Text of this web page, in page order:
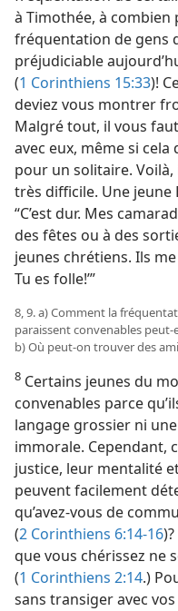
à Timothée, à
fréquentation de gens
préjudiciable
(1 Corinthiens 15:33)!
deviez vous montrer
Malgré tout, il vous
avec eux, même si
pour un solitaire.
très difficile. Une jeune
“C’est dur. Mes
des fêtes ou à des
jeunes chrétiens. Ils
Tu es folle!’”
8, 9. a) Comment la
paraissent convenables
b) Où peut-​on trouver des
8 Certains jeunes du
convenables parce
langage grossier ni
immorale. Cependant,
justice, leur mentalité
peuvent facilement
qu’avez-​vous de
(2 Corinthiens 6:14-16
que vous chérissez ne
(1 Corinthiens 2:14.)
sans transiger avec